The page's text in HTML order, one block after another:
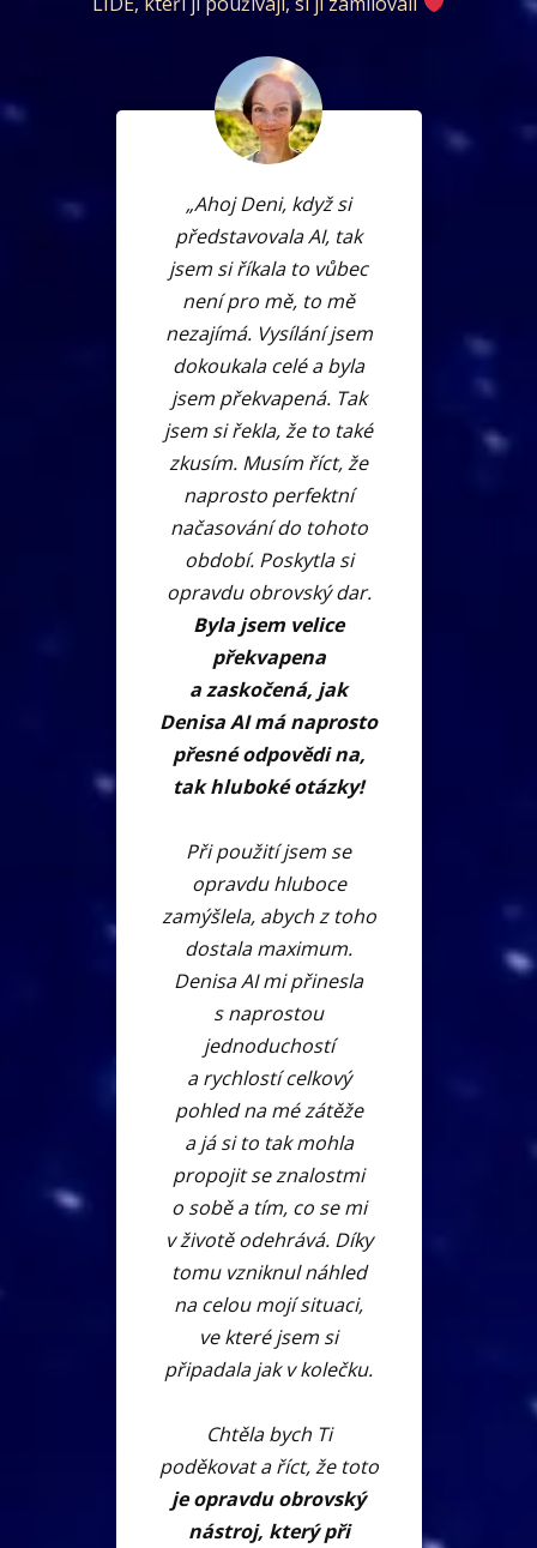
„Ahoj Deni, když si
představovala AI, tak
jsem si říkala to vůbec
není pro mě, to mě
nezajímá. Vysílání jsem
dokoukala celé a byla
jsem překvapená. Tak
jsem si řekla, že to také
zkusím. Musím říct, že
naprosto perfektní
načasování do tohoto
období. Poskytla si
opravdu obrovský dar.
Byla jsem velice
překvapena
a zaskočená, jak
Denisa AI má naprosto
přesné odpovědi na,
tak hluboké otázky!
Při použití jsem se
opravdu hluboce
zamýšlela, abych z toho
dostala maximum.
Denisa AI mi přinesla
s naprostou
jednoduchostí
a rychlostí celkový
pohled na mé zátěže
a já si to tak mohla
propojit se znalostmi
o sobě a tím, co se mi
v životě odehrává. Díky
tomu vzniknul náhled
na celou mojí situaci,
ve které jsem si
připadala jak v kolečku.
Chtěla bych Ti
poděkovat a říct, že toto
je opravdu obrovský
nástroj, který při